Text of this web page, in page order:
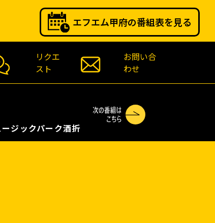
エフエム甲府の番組表を見る
リクエ
スト
お問い合
わせ
ーク酒折 ～最新のニュース・天気予報をお届